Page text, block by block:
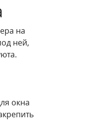
на
ней,
окна